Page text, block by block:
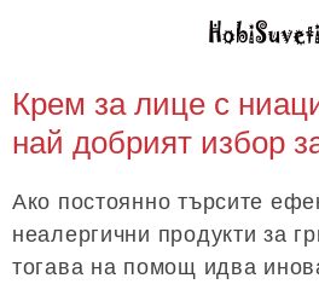
Крем за лице с
най добрият избор
Ако постоянно търсите
неалергични продукти за
тогава на помощ идва